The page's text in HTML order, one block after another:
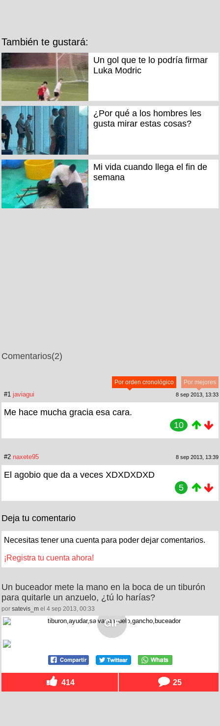
También te gustará:
Un gol que te lo podría firmar
Luka Modric
¿Por qué a los hombres les
gusta mirar estas cosas?
Mi vida cuando llega el fin de
semana
Comentarios(2)
Por mejores
Por orden cronológico
#1 javiagui 8 sep 2013, 13:33
Me hace mucha gracia esa cara.
10
#2 naxete95 8 sep 2013, 13:39
El agobio que da a veces XDXDXDXD
5
Deja tu comentario
Necesitas tener una cuenta para poder dejar comentarios.
¡Registra tu cuenta ahora!
Un buceador mete la mano en la boca de un tiburón
para quitarle un anzuelo, ¿tú lo harías?
por satevis_m el 4 sep 2013, 00:33
414 25